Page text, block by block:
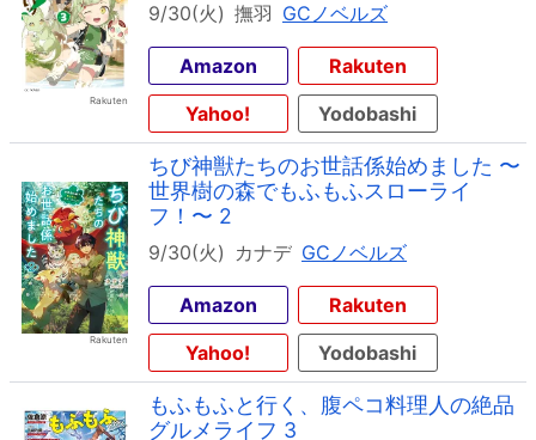
9/30(火) 撫羽 GCノベルズ
Amazon
Rakuten
Yahoo!
Yodobashi
ちび神獣たちのお世話係始めました 〜
世界樹の森でもふもふスローライ
フ！〜 2
9/30(火) カナデ GCノベルズ
Amazon
Rakuten
Yahoo!
Yodobashi
もふもふと行く、腹ペコ料理人の絶品
グルメライフ 3